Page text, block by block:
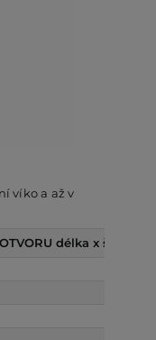
víko a až v
délka x šířka